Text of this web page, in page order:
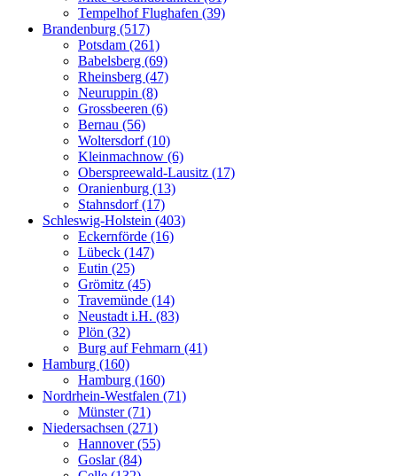
Tempelhof Flughafen (39)
Brandenburg (517)
Potsdam (261)
Babelsberg (69)
Rheinsberg (47)
Neuruppin (8)
Grossbeeren (6)
Bernau (56)
Woltersdorf (10)
Kleinmachnow (6)
Oberspreewald-Lausitz (17)
Oranienburg (13)
Stahnsdorf (17)
Schleswig-Holstein (403)
Eckernförde (16)
Lübeck (147)
Eutin (25)
Grömitz (45)
Travemünde (14)
Neustadt i.H. (83)
Plön (32)
Burg auf Fehmarn (41)
Hamburg (160)
Hamburg (160)
Nordrhein-Westfalen (71)
Münster (71)
Niedersachsen (271)
Hannover (55)
Goslar (84)